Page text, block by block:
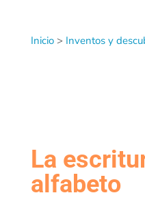
Inicio> Inventos y
La
alfabeto